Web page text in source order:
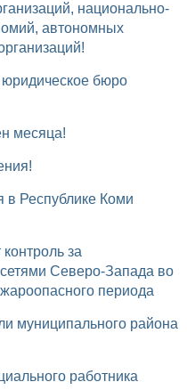
национально-
автономных
месяца!
Северо-Запада во
периода
работника